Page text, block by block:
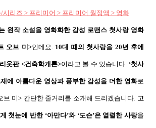
/시리즈 > 프리미어 > 프리미어 월정액 > 영화
원작 소설을 영화화한 감성 로맨스 첫사랑 영화
오브 미 >인데요.10대 때의 첫사랑을 20년 후에
웃판 <건축학개론>이라고 볼 수 있습니다. ‘첫사
에 아름다운 영상과 풍부한 감성을 더한 영화로
브 미> 간단한 줄거리를 소개해 드리겠습니다. 고
첫눈에 반한 ‘아만다’와 ‘도슨’은 열렬한 사랑을